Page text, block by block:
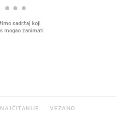
NAJČITANIJE VEZANO